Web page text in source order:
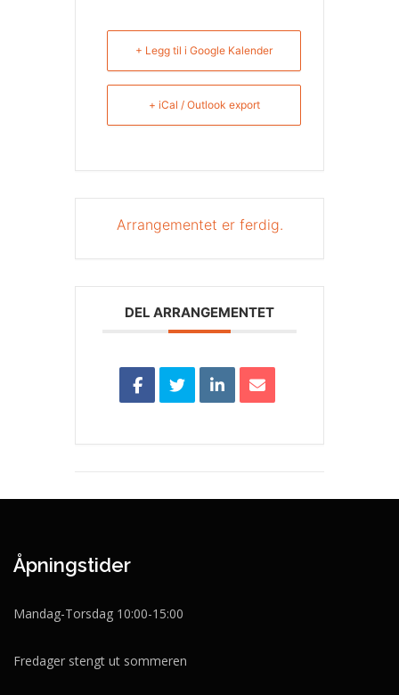
+ Legg til i Google Kalender
+ iCal / Outlook export
Arrangementet er ferdig.
DEL ARRANGEMENTET
Åpningstider
Mandag-Torsdag 10:00-15:00
Fredager stengt ut sommeren